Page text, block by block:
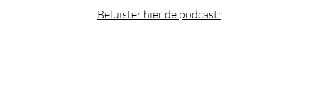
Beluister hier de podcast: